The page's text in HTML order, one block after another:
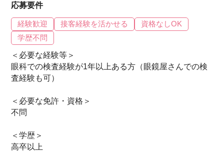
応募要件
経験歓迎 接客経験を活かせる
資格なしOK
学歴不問
＜必要な経験等＞
眼科での検査経験が1年以上ある方（眼鏡屋さんでの検
査経験も可）
＜必要な免許・資格＞
不問
＜学歴＞
高卒以上